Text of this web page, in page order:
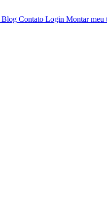
Blog Contato Login Montar meu